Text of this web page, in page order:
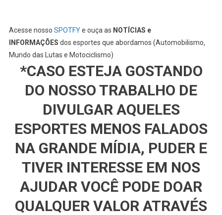
Acesse nosso SPOTFYe ouça as NOTÍCIAS e
INFORMAÇÕES dos esportes que abordamos (Automobilismo,
Mundo das Lutas e Motociclismo)
*CASO ESTEJA GOSTANDO
DO NOSSO TRABALHO DE
DIVULGAR AQUELES
ESPORTES MENOS FALADOS
NA GRANDE MÍDIA, PUDER E
TIVER INTERESSE EM NOS
AJUDAR VOCÊ PODE DOAR
QUALQUER VALOR ATRAVÉS